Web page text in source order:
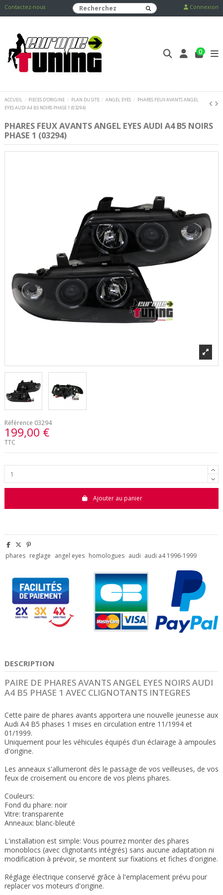
Contactez-nous Connexion
0
ACCUEIL PIECES D'ORIGINE PLAN DU SITE ANGEL EYES
PHARES FEUX AVANTS ANGEL
EYES AUDI A4 B5 NOIRS PHASE 1 (03294)
PHARES FEUX AVANTS ANGEL EYES AUDI A4 B5 NOIRS
PHASE 1 (03294)
Référence 03294
199,00 €
TTC
Ajouter au panier
phares reglage angel eyes homologues audi audi a4 1996-1999
DESCRIPTION
PAIRE DE PHARES AVANTS ANGEL EYES NOIRS AUDI
A4 B5 PHASE 1 AVEC CLIGNOTANTS INTEGRES
Cette paire de phares avants apportera une nouvelle jeunesse aux
Audi A4 B5 phases 1 mises en circulation entre 11/1994 et
01/1999.
Uniquement pour les véhicules équipés d'un éclairage à ampoules
d'origine.
Les anneaux s'allumeront dès le passage de vos veilleuses, de vos
feux de croisement ou encore de vos pleins phares.
Couleurs:
Fond du phare: noir
Vitre: transparente
Anneaux: blanc-bleuté
L'installation est simple: Vous pourrez monter des phares
monoblocs (avec clignotants intégrés) sans aucune adaptation ni
modification à prévoir, se montent sur fixations et fiches d'origine.
Réglage électrique conservé grâce à l'emplacement prévu pour
replacer vos moteurs d'origine.